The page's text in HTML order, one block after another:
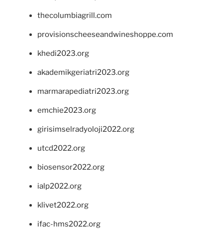
thecolumbiagrill.com
provisionscheeseandwineshoppe.com
khedi2023.org
akademikgeriatri2023.org
marmarapediatri2023.org
emchie2023.org
girisimselradyoloji2022.org
utcd2022.org
biosensor2022.org
ialp2022.org
klivet2022.org
ifac-hms2022.org